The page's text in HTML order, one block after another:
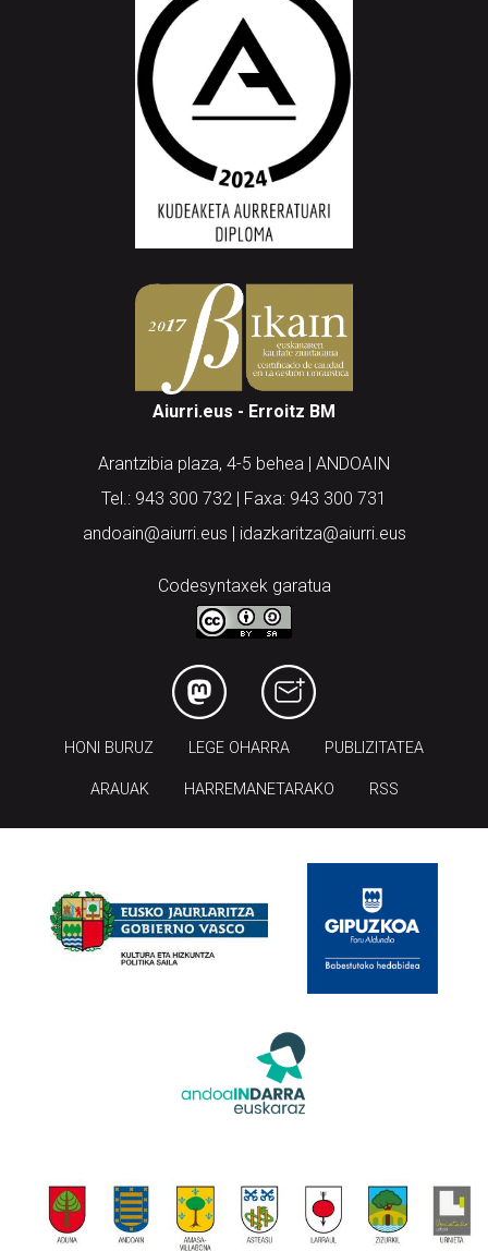
Aiurri.eus - Erroitz BM
Arantzibia plaza, 4-5 behea | ANDOAIN
Tel.: 943 300 732 | Faxa: 943 300 731
andoain@aiurri.eus | idazkaritza@aiurri.eus
Codesyntaxek garatua
HONI BURUZ LEGE OHARRA PUBLIZITATEA
ARAUAK HARREMANETARAKO RSS